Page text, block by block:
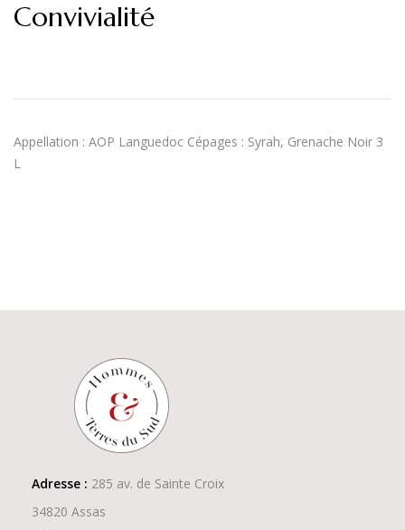
Convivialité
Appellation : AOP Languedoc Cépages : Syrah, Grenache Noir 3
L
Adresse : 285 av. de Sainte Croix
34820 Assas